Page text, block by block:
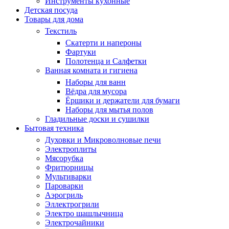
Детская посуда
Товары для дома
Текстиль
Скатерти и напероны
Фартуки
Полотенца и Салфетки
Ванная комната и гигиена
Наборы для ванн
Вёдра для мусора
Ёршики и держатели для бумаги
Наборы для мытья полов
Гладильные доски и сушилки
Бытовая техника
Духовки и Микроволновые печи
Электроплиты
Мясорубка
Фритюрницы
Мультиварки
Пароварки
Аэрогриль
Эллектрогрили
Электро шашлычница
Электрочайники